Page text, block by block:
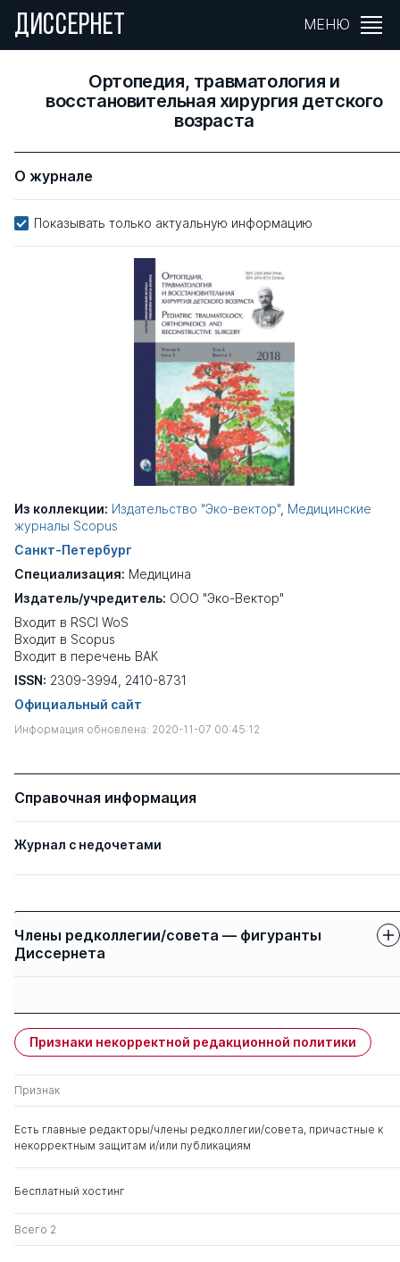
ДИССЕРНЕТ МЕНЮ
Ортопедия, травматология и
восстановительная хирургия детского
возраста
О журнале
Показывать только актуальную информацию
Из коллекции: Издательство "Эко-вектор" Медицинские
журналы Scopus
Санкт-Петербург
Специализация: Медицина
Издатель/учредитель: ООО "Эко-Вектор"
Входит в RSCI WoS
Входит в Scopus
Входит в перечень ВАК
ISSN: 2309-3994, 2410-8731
Официальный сайт
Информация обновлена: 2020-11-07 00:45:12
Справочная информация
Журнал с недочетами
Члены редколлегии/совета — фигуранты
Диссернета
Лобзин Юрий
Владимирович
д. мед. н. 0 2
Признаки некорректной редакционной политики
Признак
Есть главные редакторы/члены редколлегии/совета, причастные к
некорректным защитам и/или публикациям
Бесплатный хостинг
Всего 2